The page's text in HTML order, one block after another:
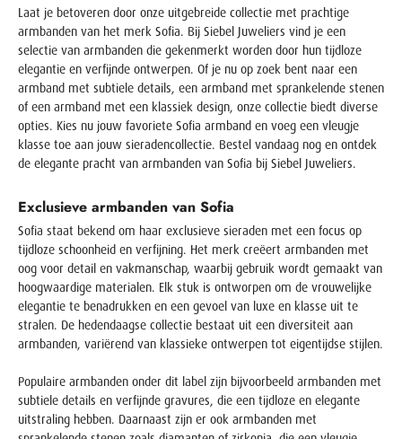
Laat je betoveren door onze uitgebreide collectie met prachtige
armbanden van het merk Sofia. Bij Siebel Juweliers vind je een
selectie van armbanden die gekenmerkt worden door hun tijdloze
elegantie en verfijnde ontwerpen. Of je nu op zoek bent naar een
armband met subtiele details, een armband met sprankelende stenen
of een armband met een klassiek design, onze collectie biedt diverse
opties. Kies nu jouw favoriete Sofia armband en voeg een vleugje
klasse toe aan jouw sieradencollectie. Bestel vandaag nog en ontdek
de elegante pracht van armbanden van Sofia bij Siebel Juweliers.
Exclusieve armbanden van Sofia
Sofia staat bekend om haar exclusieve sieraden met een focus op
tijdloze schoonheid en verfijning. Het merk creëert armbanden met
oog voor detail en vakmanschap, waarbij gebruik wordt gemaakt van
hoogwaardige materialen. Elk stuk is ontworpen om de vrouwelijke
elegantie te benadrukken en een gevoel van luxe en klasse uit te
stralen. De hedendaagse collectie bestaat uit een diversiteit aan
armbanden, variërend van klassieke ontwerpen tot eigentijdse stijlen.
Populaire armbanden onder dit label zijn bijvoorbeeld armbanden met
subtiele details en verfijnde gravures, die een tijdloze en elegante
uitstraling hebben. Daarnaast zijn er ook armbanden met